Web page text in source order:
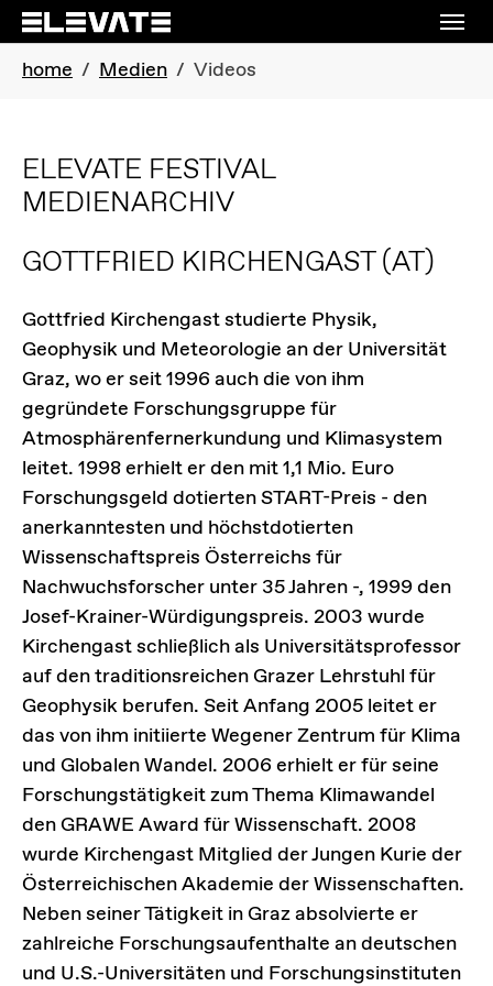
Skip to main navigation
Skip to main content
Skip to page footer
You are here:
home Medien Videos
ELEVATE FESTIVAL
MEDIENARCHIV
GOTTFRIED KIRCHENGAST(AT)
Gottfried Kirchengast studierte Physik,
Geophysik und Meteorologie an der Universität
Graz, wo er seit 1996 auch die von ihm
gegründete Forschungsgruppe für
Atmosphärenfernerkundung und Klimasystem
leitet. 1998 erhielt er den mit 1,1 Mio. Euro
Forschungsgeld dotierten START-Preis - den
anerkanntesten und höchstdotierten
Wissenschaftspreis Österreichs für
Nachwuchsforscher unter 35 Jahren -, 1999 den
Josef-Krainer-Würdigungspreis. 2003 wurde
Kirchengast schließlich als Universitätsprofessor
auf den traditionsreichen Grazer Lehrstuhl für
Geophysik berufen. Seit Anfang 2005 leitet er
das von ihm initiierte Wegener Zentrum für Klima
und Globalen Wandel. 2006 erhielt er für seine
Forschungstätigkeit zum Thema Klimawandel
den GRAWE Award für Wissenschaft. 2008
wurde Kirchengast Mitglied der Jungen Kurie der
Österreichischen Akademie der Wissenschaften.
Neben seiner Tätigkeit in Graz absolvierte er
zahlreiche Forschungsaufenthalte an deutschen
und U.S.-Universitäten und Forschungsinstituten